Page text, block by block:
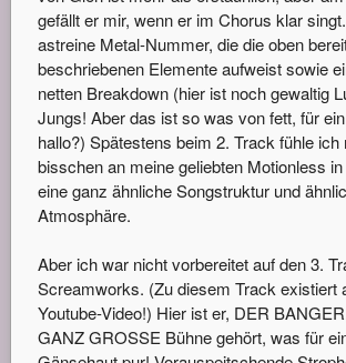
gefällt er mir, wenn er im Chorus klar
astreine Metal-Nummer, die die oben
beschriebenen Elemente aufweist sowie
netten Breakdown (hier ist noch gewaltig
Jungs! Aber das ist so was von fett, für
hallo?) Spätestens beim 2. Track fühle ich
bisschen an meine geliebten Motionless
eine ganz ähnliche Songstruktur und
Atmosphäre.
Aber ich war nicht vorbereitet auf den 3.
Screamworks. (Zu diesem Track existiert
Youtube-Video!) Hier ist er, DER
GANZ GROSSE Bühne gehört, was für